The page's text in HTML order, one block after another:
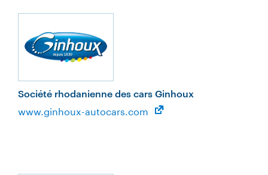
Société rhodanienne des cars Ginhoux
www.ginhoux-autocars.com